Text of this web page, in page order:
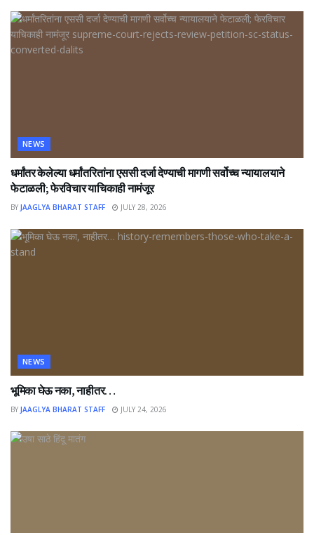
NEWS
धर्मांतर केलेल्या धर्मांतरितांना एससी दर्जा देण्याची मागणी सर्वोच्च न्यायालयाने
फेटाळली; फेरविचार याचिकाही नामंजूर
BY JAAGLYA BHARAT STAFF JULY 28, 2026
NEWS
भूमिका घेऊ नका, नाहीतर…
BY JAAGLYA BHARAT STAFF JULY 24, 2026